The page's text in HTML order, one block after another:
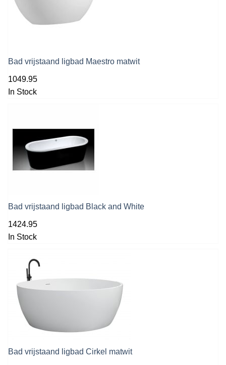
Bad vrijstaand ligbad Maestro matwit
1049.95
In Stock
Bad vrijstaand ligbad Black and White
1424.95
In Stock
Bad vrijstaand ligbad Cirkel matwit